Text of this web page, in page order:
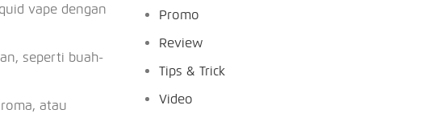
vape dengan
seperti buah-
atau
Promo
Review
Tips & Trick
Video